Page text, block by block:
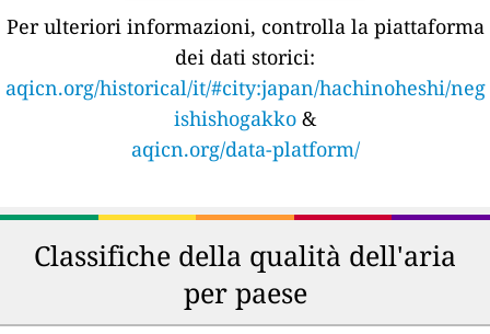
Per ulteriori informazioni, controlla la piattaforma
dei dati storici:
aqicn.org/historical/it/#city:japan/hachinoheshi/neg
ishishogakko &
aqicn.org/data-platform/
Classifiche della qualità dell'aria
per paese